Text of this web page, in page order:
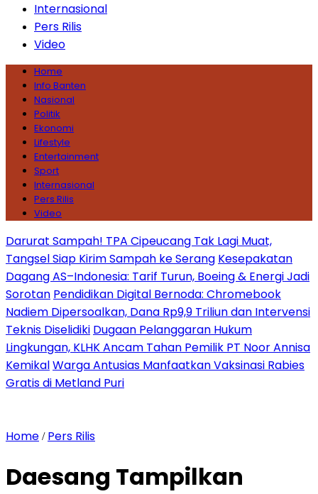
Internasional
Pers Rilis
Video
Home
Info Banten
Nasional
Politik
Ekonomi
Lifestyle
Entertainment
Sport
Internasional
Pers Rilis
Video
Darurat Sampah! TPA Cipeucang Tak Lagi Muat,
Tangsel Siap Kirim Sampah ke Serang Kesepakatan
Dagang AS–Indonesia: Tarif Turun, Boeing & Energi Jadi
Sorotan Pendidikan Digital Bernoda: Chromebook
Nadiem Dipersoalkan, Dana Rp9,9 Triliun dan Intervensi
Teknis Diselidiki Dugaan Pelanggaran Hukum
Lingkungan, KLHK Ancam Tahan Pemilik PT Noor Annisa
KemikalWarga Antusias Manfaatkan Vaksinasi Rabies
Gratis di Metland Puri
Home / Pers Rilis
Daesang Tampilkan